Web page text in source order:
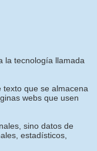
la tecnología llamada
que se almacena
webs que usen
sino datos de
estadísticos,